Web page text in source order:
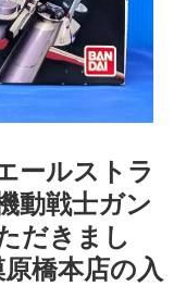
ールストラ
動戦士ガン
だきまし
橋本店の入